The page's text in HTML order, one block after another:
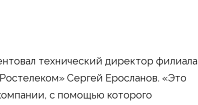
технический директор филиала
Сергей Еросланов. «Это
с помощью которого